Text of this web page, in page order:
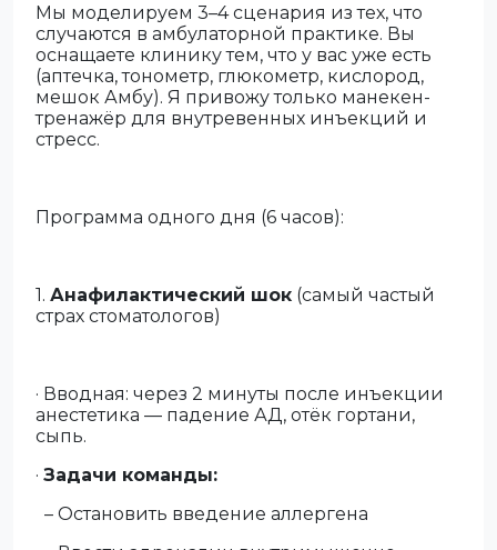
Мы моделируем 3–4 сценария из тех, что
случаются в амбулаторной практике. Вы
оснащаете клинику тем, что у вас уже есть
(аптечка, тонометр, глюкометр, кислород,
мешок Амбу). Я привожу только манекен-
тренажёр для внутревенных инъекций и
стресс.
Программа одного дня (6 часов):
1. Анафилактический шок (самый частый
страх стоматологов)
· Вводная: через 2 минуты после инъекции
анестетика — падение АД, отёк гортани,
сыпь.
· Задачи команды:
– Остановить введение аллергена